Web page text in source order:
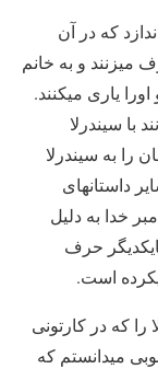
که در آن
میزنند و به خانم
یاری میکنند.
با سیندرلا
را به سیندرلا
داستانهای
خدا به دلیل
حرف
است.
که در کارتونی
میدانستم که